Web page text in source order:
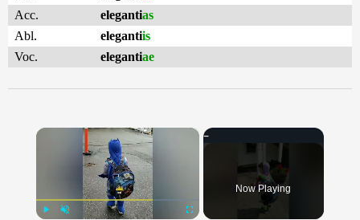
Acc.
elegantias
Abl.
elegantiis
Voc.
elegantiae
×
Now Playing